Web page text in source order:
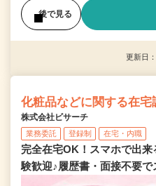
後で見る
更新日
化粧品などに関する在
株式会社ビサーチ
業務委託 登録制 在宅・内職
完全在宅OK！スマホで出
験歓迎♪履歴書・面接不要